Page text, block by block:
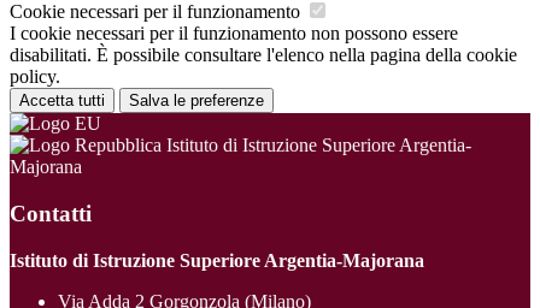
Cookie necessari per il funzionamento
I cookie necessari per il funzionamento non possono essere
disabilitati. È possibile consultare l'elenco nella pagina della cookie
policy.
Accetta tutti Salva le preferenze
Istituto di Istruzione Superiore Argentia-
Majorana
Contatti
Istituto di Istruzione Superiore Argentia-Majorana
Via Adda 2 Gorgonzola (Milano)